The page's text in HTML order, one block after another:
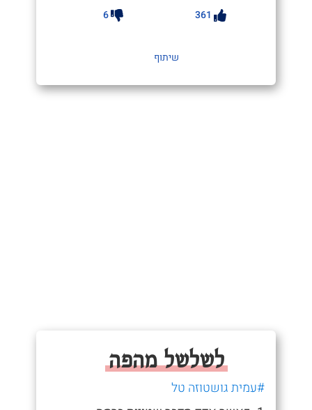
361
6
שיתוף
לשלשל מהפה
#עמית גושטוזה טל